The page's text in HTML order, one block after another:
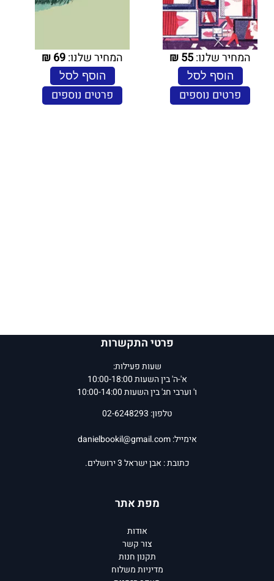
המחיר שלנו:55
₪
הוסף לסל
פרטים נוספים
המחיר שלנו:69
₪
הוסף לסל
פרטים נוספים
פרטי התקשרות
שעות פעילות:
א'-ה' בין השעות 10:00-18:00
ו' וערבי חג' בין השעות 10:00-14:00
טלפון: 02-6248293
אימייל:danielbookil@gmail.com
כתובת : אבן ישראל 3 ירושלים.
מפת אתר
אודות
צור קשר
תקנון חנות
מדיניות משלוח